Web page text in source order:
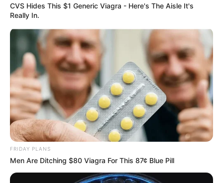
Deixe um Comentário
CVS Hides This $1 Generic Viagra - Here's The Aisle It's
Really In.
FRIDAY PLANS
Men Are Ditching $80 Viagra For This 87¢ Blue Pill